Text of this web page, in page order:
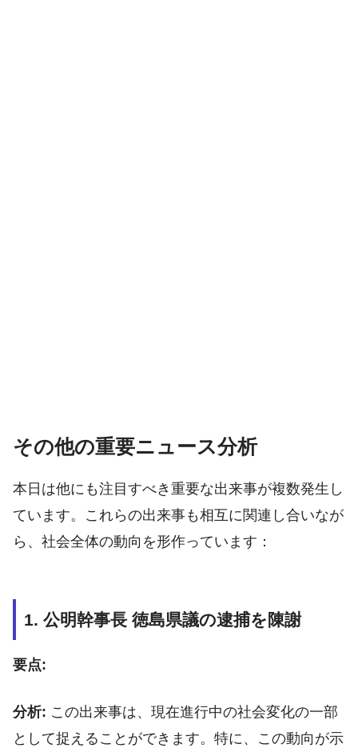
その他の重要ニュース分析
本日は他にも注目すべき重要な出来事が複数発生し
ています。これらの出来事も相互に関連し合いなが
ら、社会全体の動向を形作っています：
1. 公明幹事長 徳島県議の逮捕を陳謝
要点:
分析: この出来事は、現在進行中の社会変化の一部
として捉えることができます。特に、この動向が示